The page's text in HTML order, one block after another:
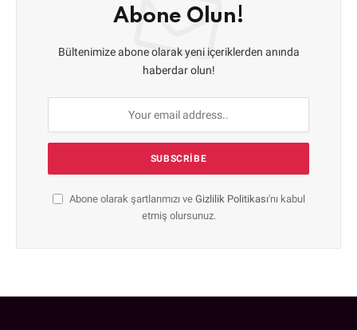
Abone Olun!
Bültenimize abone olarak yeni içeriklerden anında
haberdar olun!
Abone olarak şartlarımızı ve Gizlilik Politikası'nı kabul
etmiş olursunuz.